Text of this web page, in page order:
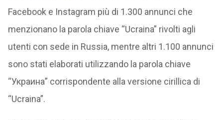
Facebook e Instagram più di 1.300 annunci che
menzionano la parola chiave “Ucraina” rivolti agli
utenti con sede in Russia, mentre altri 1.100 annunci
sono stati elaborati utilizzando la parola chiave
“Украина” corrispondente alla versione cirillica di
“Ucraina”.